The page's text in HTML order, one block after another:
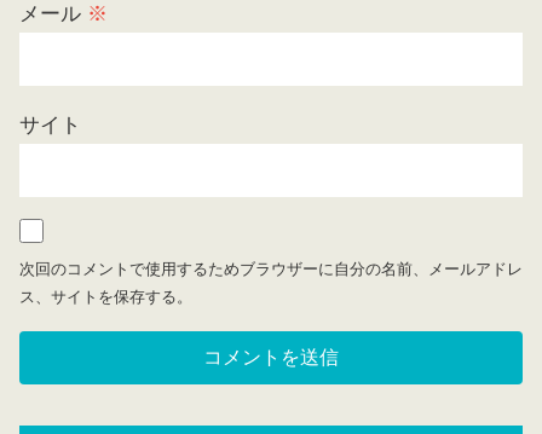
メール ※
サイト
次回のコメントで使用するためブラウザーに自分の名前、メールアドレ
ス、サイトを保存する。